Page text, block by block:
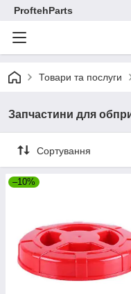
ProftehParts
Товари та послуги
Запчастини для
Сортування
–10%